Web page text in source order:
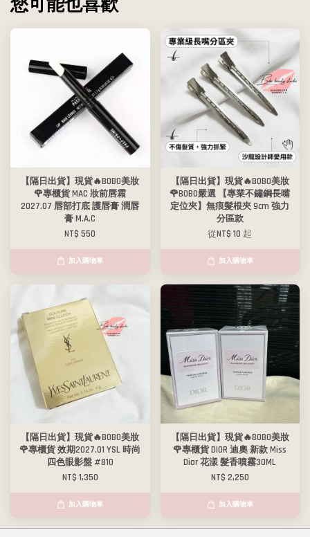
您可能也喜歡
【隔日出貨】現貨🔥BOBO美妝
🌹專櫃貨 MAC 妝前唇霜
2027.07 唇部打底 護唇膏 潤唇
膏 M.A.C
NT$ 550
加入購物車
【隔日出貨】現貨🔥BOBO美妝
🌹BOBO嚴選 【專業不鏽鋼長嘴
定位夾】無痕髮根夾 9cm 強力
分區款
從NT$ 10 起
加入購物車
【隔日出貨】現貨🔥BOBO美妝
🌹專櫃貨 效期2027.01 YSL 時尚
四色眼影盤 #810
NT$ 1,350
加入購物車
【隔日出貨】現貨🔥BOBO美妝
🌹專櫃貨 DIOR 迪奧 新款 Miss
Dior 花漾 髮香噴霧30ML
NT$ 2,250
加入購物車